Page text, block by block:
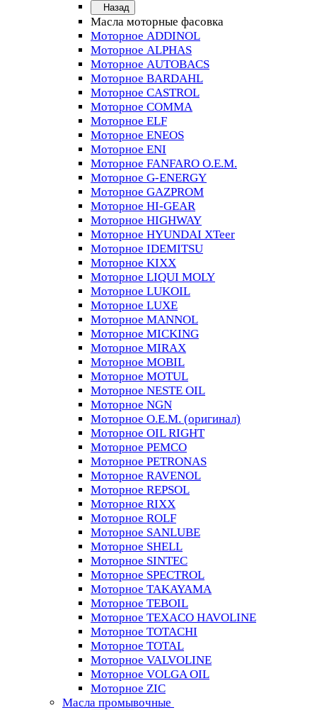
Назад
Масла моторные фасовка
Моторное ADDINOL
Моторное ALPHAS
Моторное AUTOBACS
Моторное BARDAHL
Моторное CASTROL
Моторное COMMA
Моторное ELF
Моторное ENEOS
Моторное ENI
Моторное FANFARO O.E.M.
Моторное G-ENERGY
Моторное GAZPROM
Моторное HI-GEAR
Моторное HIGHWAY
Моторное HYUNDAI XTeer
Моторное IDEMITSU
Моторное KIXX
Моторное LIQUI MOLY
Моторное LUKOIL
Моторное LUXE
Моторное MANNOL
Моторное MICKING
Моторное MIRAX
Моторное MOBIL
Моторное MOTUL
Моторное NESTE OIL
Моторное NGN
Моторное O.E.M. (оригинал)
Моторное OIL RIGHT
Моторное PEMCO
Моторное PETRONAS
Моторное RAVENOL
Моторное REPSOL
Моторное RIXX
Моторное ROLF
Моторное SANLUBE
Моторное SHELL
Моторное SINTEC
Моторное SPECTROL
Моторное TAKAYAMA
Моторное TEBOIL
Моторное TEXACO HAVOLINE
Моторное TOTACHI
Моторное TOTAL
Моторное VALVOLINE
Моторное VOLGA OIL
Моторное ZIC
Масла промывочные